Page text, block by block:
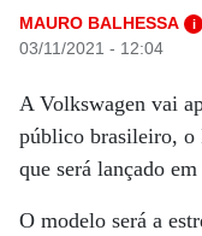
MAURO BALHESSA i
03/11/2021 - 12:04
A Volkswagen vai
público brasileiro,
que será lançado
O modelo será a